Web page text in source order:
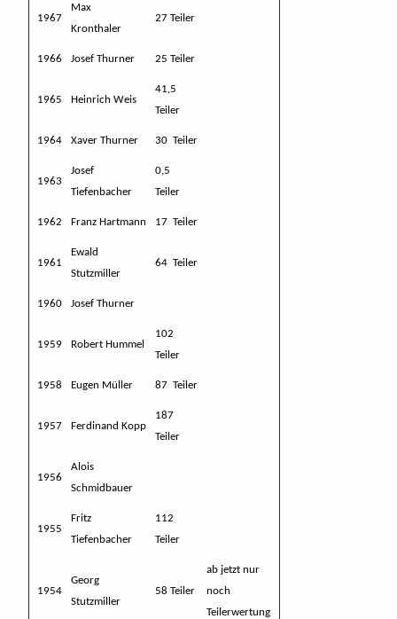
1967
Max
Kronthaler
27 Teiler
1966 Josef Thurner 25 Teiler
1965 Heinrich Weis
41,5
Teiler
1964 Xaver Thurner 30 Teiler
1963
Josef
Tiefenbacher
0,5
Teiler
1962 Franz Hartmann 17 Teiler
1961
Ewald
Stutzmiller
64 Teiler
1960 Josef Thurner
1959 Robert Hummel
102
Teiler
1958 Eugen Müller 87 Teiler
1957 Ferdinand Kopp
187
Teiler
1956
Alois
Schmidbauer
1955
Fritz
Tiefenbacher
112
Teiler
1954
Georg
Stutzmiller
58 Teiler
ab jetzt nur
noch
Teilerwertung